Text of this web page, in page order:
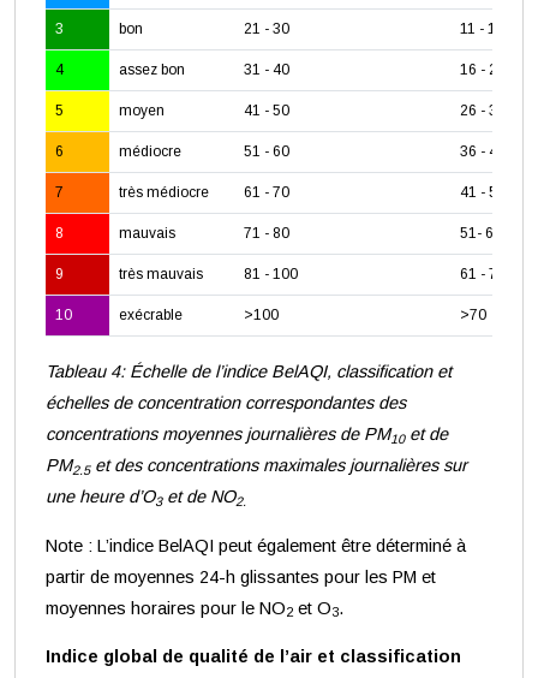
3 bon 21 - 30 11 - 15
4 assez bon 31 - 40 16 - 25
5 moyen 41 - 50 26 - 35
6 médiocre 51 - 60 36 - 40
7 très médiocre 61 - 70 41 - 50
8 mauvais 71 - 80 51- 60
9 très mauvais 81 - 100 61 - 70
10 exécrable >100 >70
Tableau 4: Échelle de l’indice BelAQI, classification et
échelles de concentration correspondantes des
concentrations moyennes journalières de PM10et de
PM2.5et des concentrations maximales journalières sur
une heure d’O3et de NO2.
Note : L’indice BelAQI peut également être déterminé à
partir de moyennes 24-h glissantes pour les PM et
moyennes horaires pour le NO2 et O3.
Indice global de qualité de l’air et classification